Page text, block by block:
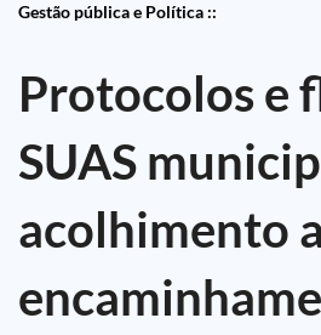
Gestão pública e Política ::
Protocolos e
SUAS
acolhimento